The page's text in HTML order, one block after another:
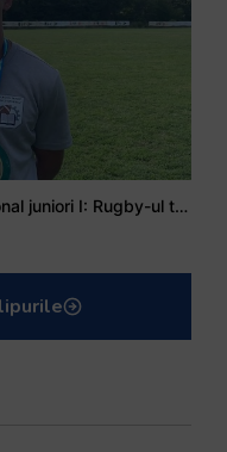
Mohamed Salhi, vicecampion național juniori I: Rugby-ul te învață să accepți și înfrângerile